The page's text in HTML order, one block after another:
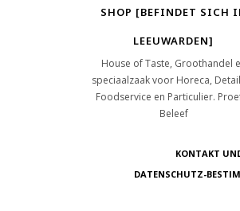
SHOP [BEFINDET SICH
LEEUWARDEN]
House of Taste, Groothandel
speciaalzaak voor Horeca,
Foodservice en Particulier.
Beleef
KONTAKT
DATENSCHUTZ-